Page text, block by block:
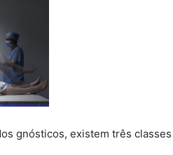
gnósticos, existem três